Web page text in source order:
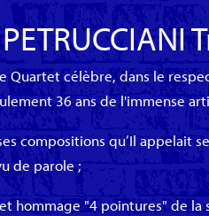
Quartet célèbre, dans le
36 ans de l'immense
compositions qu’Il appelait
de parole ;
hommage "4 pointures" de la